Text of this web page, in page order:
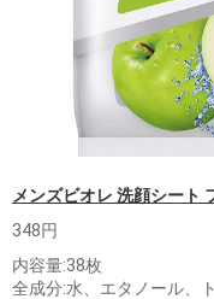
メンズビオレ 洗顔シート
348円
内容量:38枚
全成分:水、エタノール、